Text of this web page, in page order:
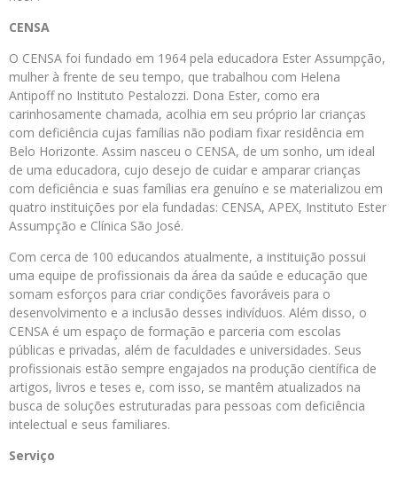
CENSA
O CENSA foi fundado em 1964 pela educadora Ester Assumpção,
mulher à frente de seu tempo, que trabalhou com Helena
Antipoff no Instituto Pestalozzi. Dona Ester, como era
carinhosamente chamada, acolhia em seu próprio lar crianças
com deficiência cujas famílias não podiam fixar residência em
Belo Horizonte. Assim nasceu o CENSA, de um sonho, um ideal
de uma educadora, cujo desejo de cuidar e amparar crianças
com deficiência e suas famílias era genuíno e se materializou em
quatro instituições por ela fundadas: CENSA, APEX, Instituto Ester
Assumpção e Clínica São José.
Com cerca de 100 educandos atualmente, a instituição possui
uma equipe de profissionais da área da saúde e educação que
somam esforços para criar condições favoráveis para o
desenvolvimento e a inclusão desses indivíduos. Além disso, o
CENSA é um espaço de formação e parceria com escolas
públicas e privadas, além de faculdades e universidades. Seus
profissionais estão sempre engajados na produção científica de
artigos, livros e teses e, com isso, se mantêm atualizados na
busca de soluções estruturadas para pessoas com deficiência
intelectual e seus familiares.
Serviço